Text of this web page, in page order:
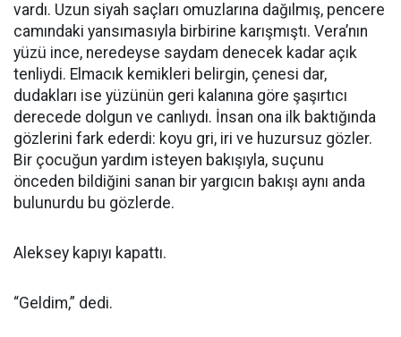
vardı. Uzun siyah saçları omuzlarına dağılmış, pencere
camındaki yansımasıyla birbirine karışmıştı. Vera’nın
yüzü ince, neredeyse saydam denecek kadar açık
tenliydi. Elmacık kemikleri belirgin, çenesi dar,
dudakları ise yüzünün geri kalanına göre şaşırtıcı
derecede dolgun ve canlıydı. İnsan ona ilk baktığında
gözlerini fark ederdi: koyu gri, iri ve huzursuz gözler.
Bir çocuğun yardım isteyen bakışıyla, suçunu
önceden bildiğini sanan bir yargıcın bakışı aynı anda
bulunurdu bu gözlerde.
Aleksey kapıyı kapattı.
“Geldim,” dedi.